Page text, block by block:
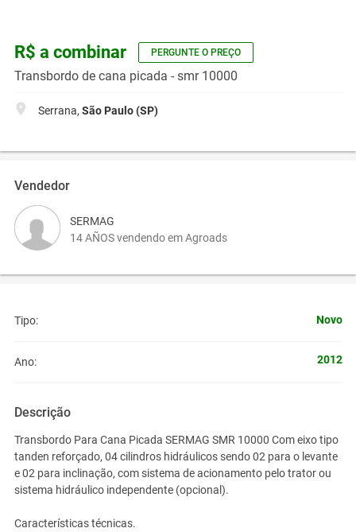
R$ a combinar PERGUNTE O PREÇO
Transbordo de cana picada - smr 10000
Serrana, São Paulo (SP)
Vendedor
SERMAG
14 AÑOS vendendo em Agroads
Tipo: Novo
Ano: 2012
Descrição
Transbordo Para Cana Picada SERMAG SMR 10000 Com eixo tipo
tanden reforçado, 04 cilindros hidráulicos sendo 02 para o levante
e 02 para inclinação, com sistema de acionamento pelo trator ou
sistema hidráulico independente (opcional).
Características técnicas.